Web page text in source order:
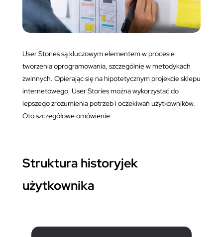
User Stories są kluczowym elementem w procesie
tworzenia oprogramowania, szczególnie w metodykach
zwinnych. Opierając się na hipotetycznym projekcie sklepu
internetowego, User Stories można wykorzystać do
lepszego zrozumienia potrzeb i oczekiwań użytkowników.
Oto szczegółowe omówienie:
Struktura historyjek
użytkownika